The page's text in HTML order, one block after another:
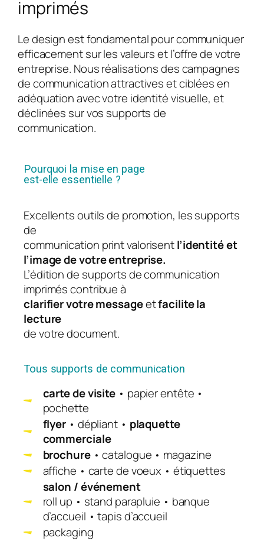
imprimés
Le design est fondamental pour communiquer
efficacement sur les valeurs et l’offre de votre
entreprise. Nous réalisations des campagnes
de communication attractives et ciblées en
adéquation avec votre identité visuelle, et
déclinées sur vos supports de
communication.
Pourquoi la mise en page
est-elle essentielle ?
Excellents outils de promotion, les supports
de
communication printvalorisentl’identité et
l’image de votre entreprise.
L’édition de supports de communication
imprimés contribue à
clarifier votre messageetfacilite la
lecture
de votre document.
Tous supports de communication
carte de visite • papier entête •
pochette
flyer • dépliant • plaquette
commerciale
brochure• catalogue • magazine
affiche • carte de voeux • étiquettes
salon / événement
roll up • stand parapluie • banque
d’accueil • tapis d’accueil
packaging